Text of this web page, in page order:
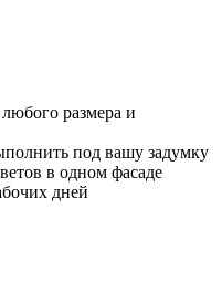
размера и
под вашу задумку
в одном фасаде
дней